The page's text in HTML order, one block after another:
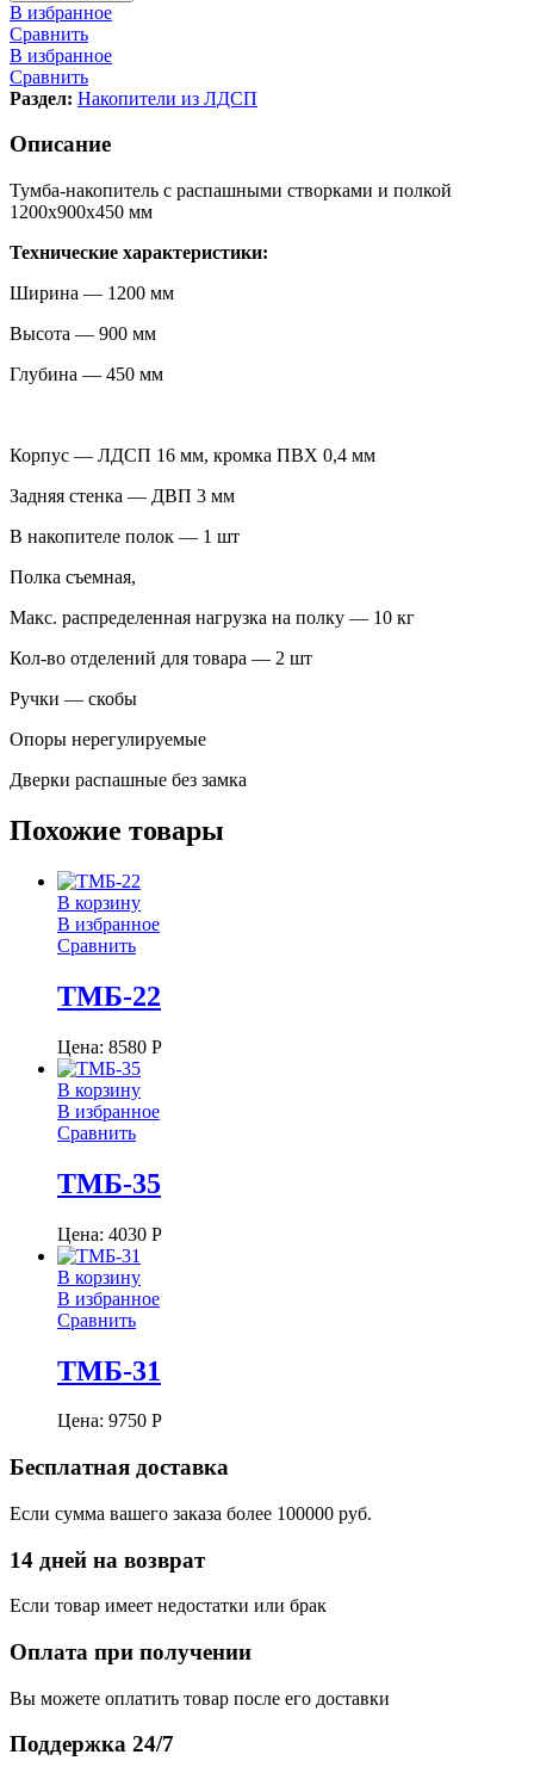
В избранное
Сравнить
В избранное
Сравнить
Раздел: Накопители из ЛДСП
Описание
Тумба-накопитель с распашными створками и полкой
1200х900х450 мм
Технические характеристики:
Ширина — 1200 мм
Высота — 900 мм
Глубина — 450 мм
Корпус — ЛДСП 16 мм, кромка ПВХ 0,4 мм
Задняя стенка — ДВП 3 мм
В накопителе полок — 1 шт
Полка съемная,
Макс. распределенная нагрузка на полку — 10 кг
Кол-во отделений для товара — 2 шт
Ручки — скобы
Опоры нерегулируемые
Дверки распашные без замка
Похожие товары
В корзину
В избранное
Сравнить
ТМБ-22
Цена: 8580 Р
В корзину
В избранное
Сравнить
ТМБ-35
Цена: 4030 Р
В корзину
В избранное
Сравнить
ТМБ-31
Цена: 9750 Р
Бесплатная доставка
Если сумма вашего заказа более 100000 руб.
14 дней на возврат
Если товар имеет недостатки или брак
Оплата при получении
Вы можете оплатить товар после его доставки
Поддержка 24/7